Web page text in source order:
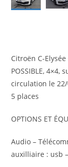
circulation le
5 places
OPTIONS ET
Audio –
Conduite : –